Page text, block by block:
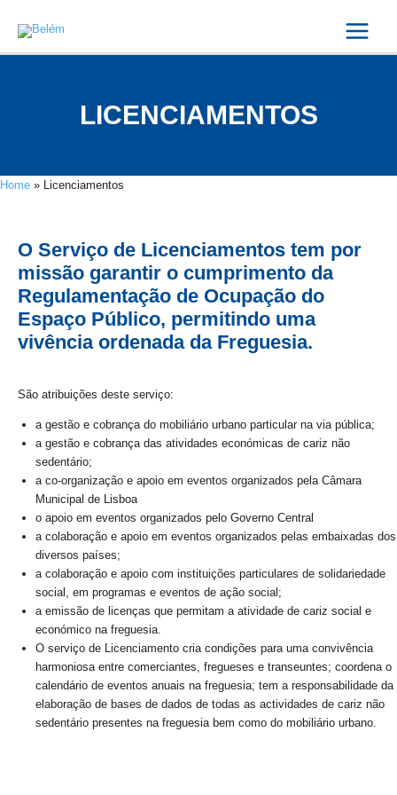
LICENCIAMENTOS
Home » Licenciamentos
O Serviço de Licenciamentos tem por
missão garantir o cumprimento da
Regulamentação de Ocupação do
Espaço Público, permitindo uma
vivência ordenada da Freguesia.
São atribuições deste serviço:
a gestão e cobrança do mobiliário urbano particular na via pública;
a gestão e cobrança das atividades económicas de cariz não
sedentário;
a co-organização e apoio em eventos organizados pela Câmara
Municipal de Lisboa
o apoio em eventos organizados pelo Governo Central
a colaboração e apoio em eventos organizados pelas embaixadas dos
diversos países;
a colaboração e apoio com instituições particulares de solidariedade
social, em programas e eventos de ação social;
a emissão de licenças que permitam a atividade de cariz social e
económico na freguesia.
O serviço de Licenciamento cria condições para uma convivência
harmoniosa entre comerciantes, fregueses e transeuntes; coordena o
calendário de eventos anuais na freguesia; tem a responsabilidade da
elaboração de bases de dados de todas as actividades de cariz não
sedentário presentes na freguesia bem como do mobiliário urbano.